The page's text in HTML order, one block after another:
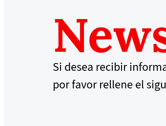
Si desea recibir
por favor rellene el